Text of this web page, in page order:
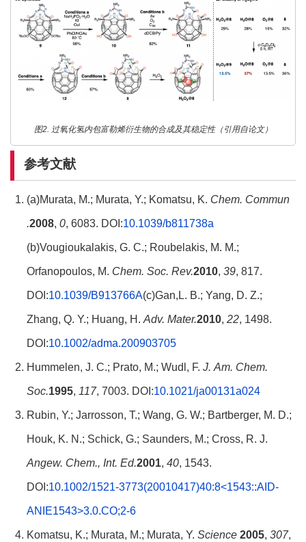
图2. 过氧化氢内包富勒烯衍生物的合成及其稳定性（引用自论文）
参考文献
(a)Murata, M.; Murata, Y.; Komatsu, K. Chem. Commun
.2008, 0, 6083. DOI:10.1039/b811738a
(b)Vougioukalakis, G. C.; Roubelakis, M. M.;
Orfanopoulos, M. Chem. Soc. Rev.2010, 39, 817.
DOI:10.1039/B913766A(c)Gan,L. B.; Yang, D. Z.;
Zhang, Q. Y.; Huang, H. Adv. Mater.2010, 22, 1498.
DOI:10.1002/adma.200903705
Hummelen, J. C.; Prato, M.; Wudl, F. J. Am. Chem.
Soc.1995, 117, 7003. DOI:10.1021/ja00131a024
Rubin, Y.; Jarrosson, T.; Wang, G. W.; Bartberger, M. D.;
Houk, K. N.; Schick, G.; Saunders, M.; Cross, R. J.
Angew. Chem., Int. Ed.2001, 40, 1543.
DOI:10.1002/1521-3773(20010417)40:8<1543::AID-
ANIE1543>3.0.CO;2-6
Komatsu, K.; Murata, M.; Murata, Y. Science 2005, 307,